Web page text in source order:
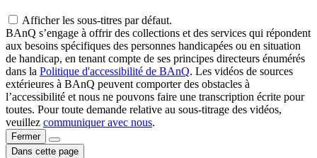
Afficher les sous-titres par défaut.
BAnQ s’engage à offrir des collections et des services qui répondent
aux besoins spécifiques des personnes handicapées ou en situation
de handicap, en tenant compte de ses principes directeurs énumérés
dans la Politique d'accessibilité de BAnQ. Les vidéos de sources
extérieures à BAnQ peuvent comporter des obstacles à
l’accessibilité et nous ne pouvons faire une transcription écrite pour
toutes. Pour toute demande relative au sous-titrage des vidéos,
veuillez communiquer avec nous.
Fermer
Dans cette page